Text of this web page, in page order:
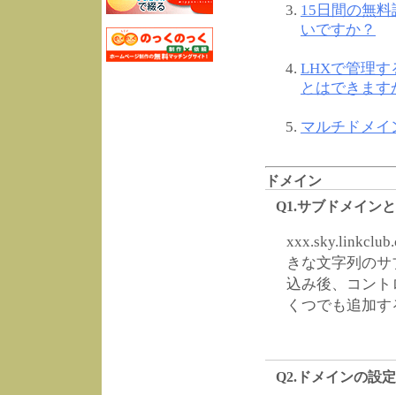
15日間の無
いですか？
LHXで管理す
とはできます
マルチドメ
ドメイン
Q1.サブドメイン
きな文字列の
込み後、コン
くつでも追加
Q2.ドメインの設